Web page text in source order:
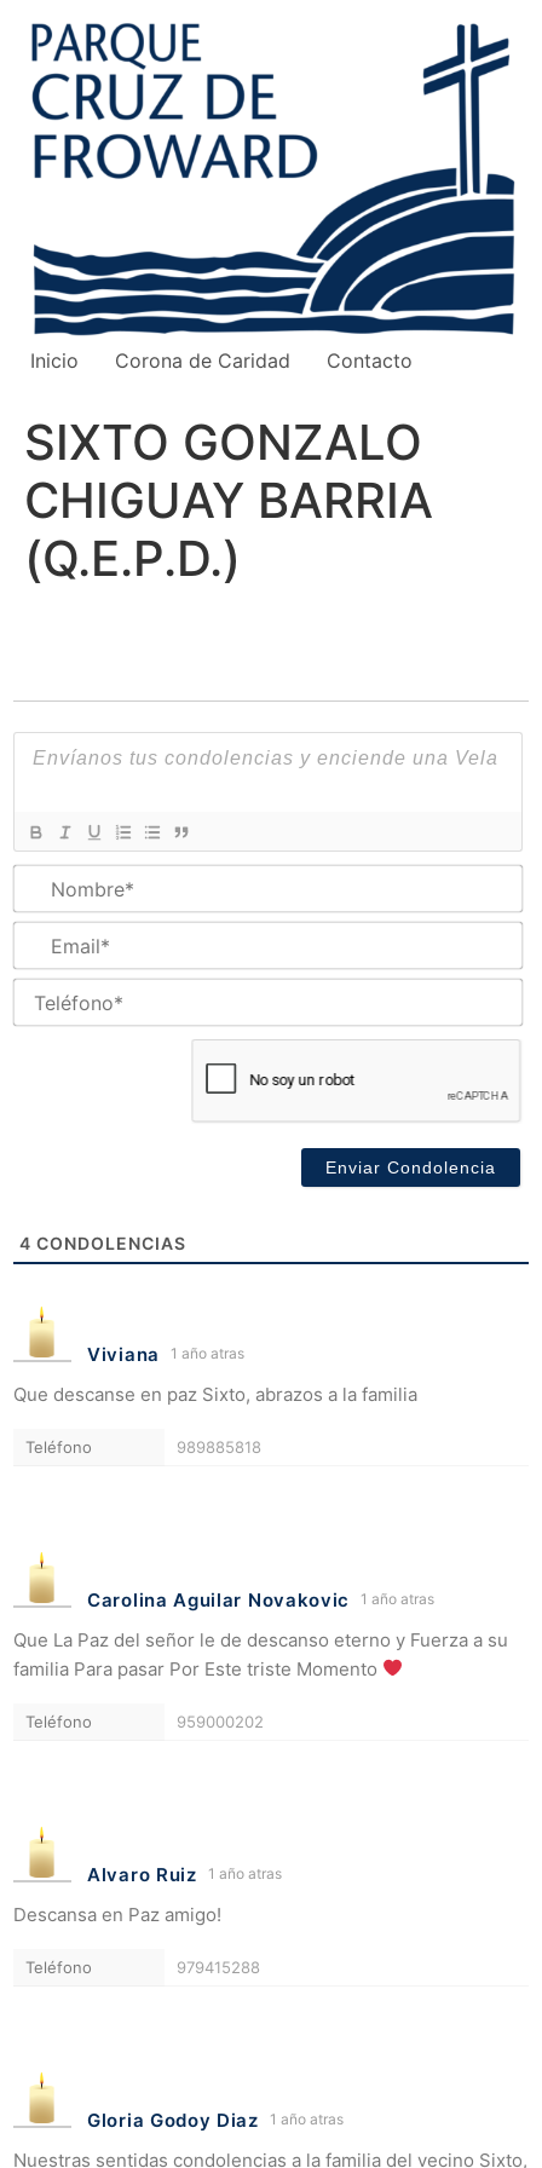
contenido
Inicio Corona de Caridad Contacto
SIXTO GONZALO
CHIGUAY BARRIA
(Q.E.P.D.)
4 CONDOLENCIAS
Viviana 1 año atras
Que descanse en paz Sixto, abrazos a la familia
Teléfono 989885818
Carolina Aguilar Novakovic 1 año atras
Que La Paz del señor le de descanso eterno y Fuerza a su
familia Para pasar Por Este triste Momento
Teléfono 959000202
Alvaro Ruiz 1 año atras
Descansa en Paz amigo!
Teléfono 979415288
Gloria Godoy Diaz 1 año atras
Nuestras sentidas condolencias a la familia del vecino Sixto,